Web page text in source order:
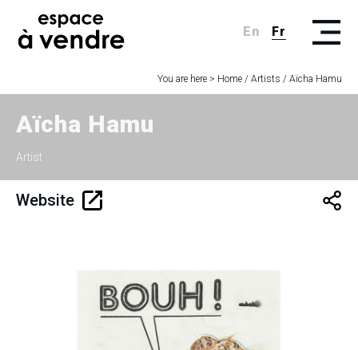
En Fr
You are here > Home / Artists / Aïcha Hamu
Aïcha Hamu
Artist
Website